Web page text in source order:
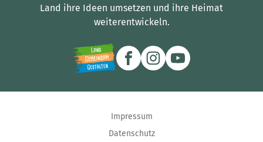
Land ihre Ideen umsetzen und ihre Heimat
weiterentwickeln.
Impressum
Datenschutz